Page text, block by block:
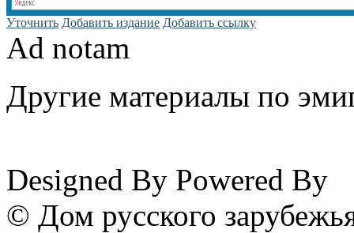
Уточнить Добавить издание Добавить ссылку
Ad notam
Другие материалы по
Designed By Powered By
© Дом русского